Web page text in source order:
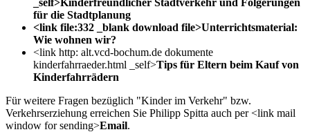
für die Stadtplanung
<link file:332 _blank download file>Unterrichtsmaterial:
Wie wohnen wir?
<link http: alt.vcd-bochum.de dokumente
kinderfahrraeder.html _self>Tips für Eltern beim Kauf von
Kinderfahrrädern
Für weitere Fragen bezüglich "Kinder im Verkehr" bzw.
Verkehrserziehung erreichen Sie Philipp Spitta auch per <link mail
window for sending>Email.